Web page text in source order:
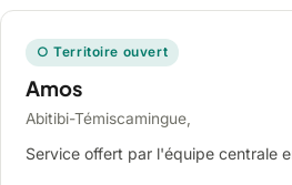
○ Territoire ouvert
Amos
Abitibi-Témiscamingue,
Service offert par l'équipe centrale